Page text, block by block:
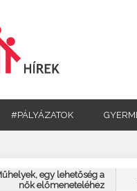
#PÁLYÁZATOK
egy lehetőség a
nők előmeneteléhez